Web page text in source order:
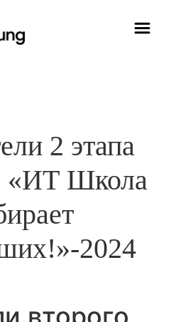
2 этапа
«ИТ Школа
2024